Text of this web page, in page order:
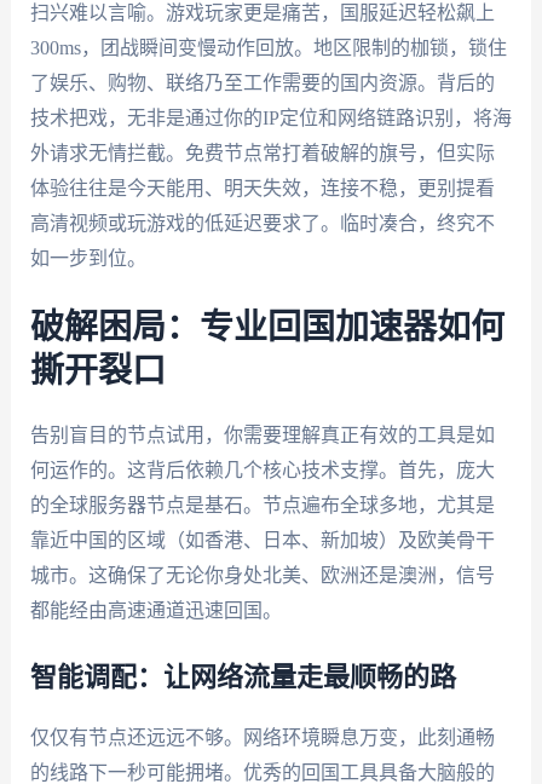
扫兴难以言喻。游戏玩家更是痛苦，国服延迟轻松飙上
300ms，团战瞬间变慢动作回放。地区限制的枷锁，锁住
了娱乐、购物、联络乃至工作需要的国内资源。背后的
技术把戏，无非是通过你的IP定位和网络链路识别，将海
外请求无情拦截。免费节点常打着破解的旗号，但实际
体验往往是今天能用、明天失效，连接不稳，更别提看
高清视频或玩游戏的低延迟要求了。临时凑合，终究不
如一步到位。
破解困局：专业回国加速器如何
撕开裂口
告别盲目的节点试用，你需要理解真正有效的工具是如
何运作的。这背后依赖几个核心技术支撑。首先，庞大
的全球服务器节点是基石。节点遍布全球多地，尤其是
靠近中国的区域（如香港、日本、新加坡）及欧美骨干
城市。这确保了无论你身处北美、欧洲还是澳洲，信号
都能经由高速通道迅速回国。
智能调配：让网络流量走最顺畅的路
仅仅有节点还远远不够。网络环境瞬息万变，此刻通畅
的线路下一秒可能拥堵。优秀的回国工具具备大脑般的